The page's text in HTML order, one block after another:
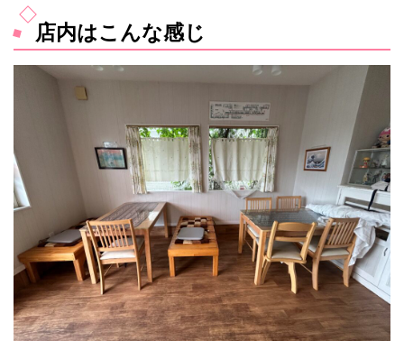
店内はこんな感じ